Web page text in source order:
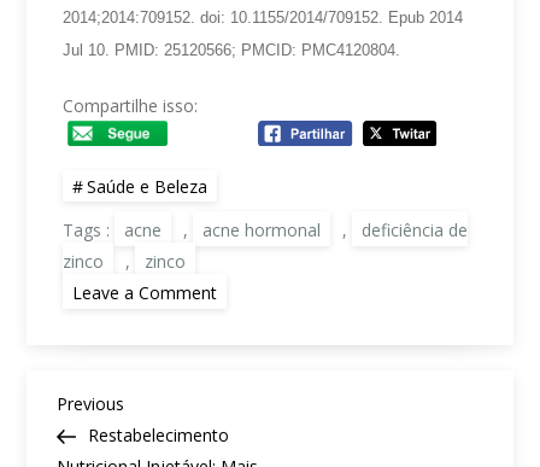
2014;2014:709152. doi: 10.1155/2014/709152. Epub 2014
Jul 10. PMID: 25120566; PMCID: PMC4120804.
Compartilhe isso:
Saúde e Beleza
Tags :
acne , acne hormonal ,
deficiência de
zinco
,
zinco
Leave a Commenton
O
Acne
Hormonal?
N
a
v
Previous
Post
Previous
Restabelecimento